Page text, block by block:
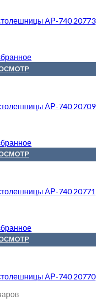
АР-740 20773
АР-740 20709
АР-740 20771
АР-740 20770